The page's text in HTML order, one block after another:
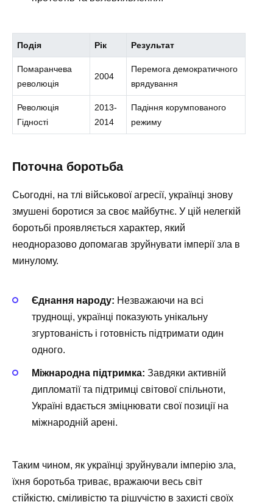
Подія Рік Результат
Помаранчева
революція
2004
Перемога демократичного
врядування
Революція
Гідності
2013-
2014
Падіння корумпованого
режиму
Поточна боротьба
Сьогодні, на тлі військової агресії, українці знову
змушені боротися за своє майбутнє. У цій нелегкій
боротьбі проявляється характер, який
неодноразово допомагав зруйнувати імперії зла в
минулому.
Єднання народу: Незважаючи на всі
труднощі, українці показують унікальну
згуртованість і готовність підтримати один
одного.
Міжнародна підтримка: Завдяки активній
дипломатії та підтримці світової спільноти,
Україні вдається зміцнювати свої позиції на
міжнародній арені.
Таким чином, як українці зруйнували імперію зла,
їхня боротьба триває, вражаючи весь світ
стійкістю, сміливістю та рішучістю в захисті своїх